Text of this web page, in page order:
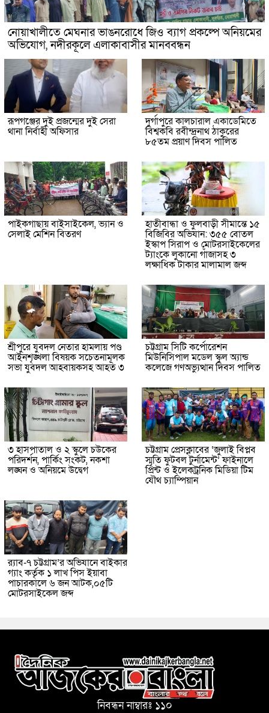
নোয়াখালীতে মেঘনার ভাঙনরোধে জিও ব্যাগ প্রকল্পে অনিয়মের
অভিযোগ, নদীরকূলে এলাকাবাসীর মানববন্ধন
রূপগঞ্জের দুই প্রজন্মের দুই সেরা
থানা নির্বাহী অফিসার
দুর্গাপুরে কালচারাল একাডেমিতে
বিশ্বকবি রবীন্দ্রনাথ ঠাকুরের
৮৫তম প্রয়াণ দিবস পালিত
পাইকগাছায় বাইসাইকেল, ভ্যান ও
সেলাই মেশিন বিতরণ
হাতীবান্ধা ও ফুলবাড়ী সীমান্তে ১৫
বিজিবির অভিযান: ৩৫৫ বোতল
ইস্কাপ সিরাপ ও মোটরসাইকেলের
ট্যাংকে লুকানো গাঁজাসহ ৩
লক্ষাধিক টাকার মালামাল জব্দ
শ্রীপুরে যুবদল নেতার হামলায় পণ্ড
আইনশৃঙ্খলা বিষয়ক সচেতনামূলক
সভা যুবদল আহবায়কসহ আহত ৩
চট্টগ্রাম সিটি কর্পোরেশন
মিউনিসিপাল মডেল স্কুল অ্যান্ড
কলেজে গণঅভ্যুত্থান দিবস পালিত
৩ হাসপাতাল ও ২ স্কুলে চউকের
পরিদর্শন, পার্কিং সংকট, নকশা
লঙ্ঘন ও অনিয়মে উদ্বেগ
চট্টগ্রাম প্রেসক্লাবের ‘জুলাই বিপ্লব
স্মৃতি ফুটবল টুর্নামেন্ট’ ফাইনালে
প্রিন্ট ও ইলেকট্রনিক মিডিয়া টিম
যৌথ চ্যাম্পিয়ান
র‌্যাব-৭ চট্টগ্রাম’র অভিযানে বাইকার
গ্যাং কর্তৃক ১ লাখ পিস ইয়াবা
পাচারকালে ৬ জন আটক,০৫টি
মোটরসাইকেল জব্দ
নিবন্ধন নাম্বারঃ ১১০